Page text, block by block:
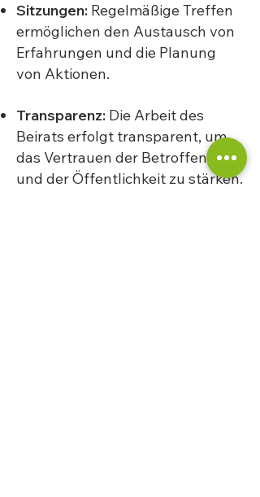
Sitzungen: Regelmäßige Treffen
ermöglichen den Austausch von
Erfahrungen und die Planung
von Aktionen.
Transparenz: Die Arbeit des
Beirats erfolgt transparent, um
das Vertrauen der Betroffenen
und der Öffentlichkeit zu stärken.